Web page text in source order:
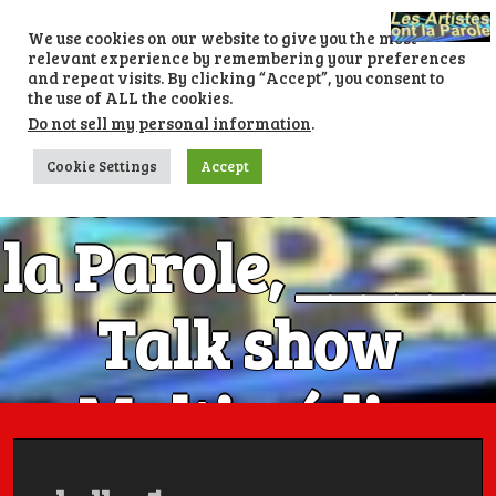
content
Les Artistes ont
la Parole, ______
Talk show
Multimédia
We use cookies on our website to give you the most
relevant experience by remembering your preferences
and repeat visits. By clicking “Accept”, you consent to
the use of ALL the cookies.
Do not sell my personal information.
Cookie Settings Accept